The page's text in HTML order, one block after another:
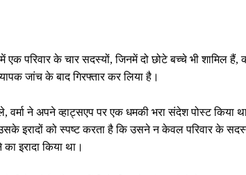
एक परिवार के चार सदस्यों, जिनमें दो छोटे बच्चे भी शामिल हैं,
जांच के बाद गिरफ्तार कर लिया है।
वर्मा ने अपने व्हाट्सएप पर एक धमकी भरा संदेश पोस्ट किया
इरादों को स्पष्ट करता है कि उसने न केवल परिवार के
इरादा किया था।